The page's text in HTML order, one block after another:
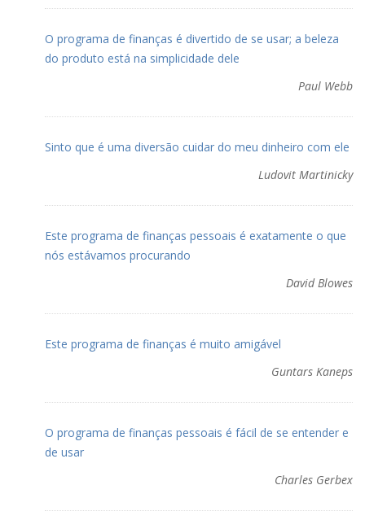
O programa de finanças é divertido de se usar; a beleza
do produto está na simplicidade dele
Paul Webb
Sinto que é uma diversão cuidar do meu dinheiro com ele
Ludovit Martinicky
Este programa de finanças pessoais é exatamente o que
nós estávamos procurando
David Blowes
Este programa de finanças é muito amigável
Guntars Kaneps
O programa de finanças pessoais é fácil de se entender e
de usar
Charles Gerbex